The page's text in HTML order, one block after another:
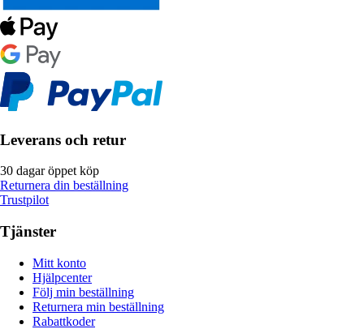
Leverans och retur
30 dagar öppet köp
Returnera din beställning
Trustpilot
Tjänster
Mitt konto
Hjälpcenter
Följ min beställning
Returnera min beställning
Rabattkoder